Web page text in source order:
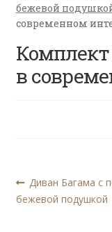
Все о ротанге
Ротанг оптом
Контакты
бежевой
современном
в
по
Предыдущая
запись:
Диван Багама с
бежевой подушкой